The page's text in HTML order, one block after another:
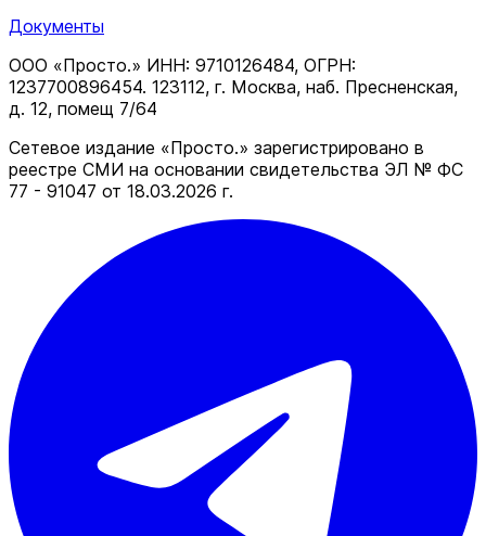
Документы
ООО «Просто.» ИНН: 9710126484, ОГРН:
1237700896454. 123112, г. Москва, наб. Пресненская,
д. 12, помещ 7/64
Сетевое издание «Просто.» зарегистрировано в
реестре СМИ на основании свидетельства ЭЛ № ФС
77 - 91047 от 18.03.2026 г.